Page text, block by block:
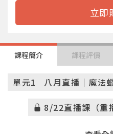
立即
課程簡介 課程評價
單元1 八月直播｜魔法
8/22直播課（重